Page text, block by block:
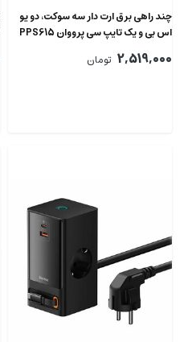
چند راهی برق ارت دار سه سوکت، دو یو
اس بی و یک تایپ سی پرووان PPS615
2,519,000 تومان